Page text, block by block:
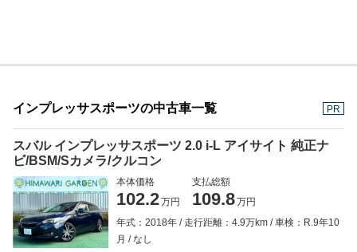
インプレッサスポーツの中古車一覧 PR
スバル インプレッサスポーツ 2.0 i-L アイサイト 純正ナ
ビ/BSM/Sカメラ/クルコン
本体価格
102.2万円
支払総額
109.8万円
年式：2018年
走行距離：4.9万km
車検：R.9年10
月
なし